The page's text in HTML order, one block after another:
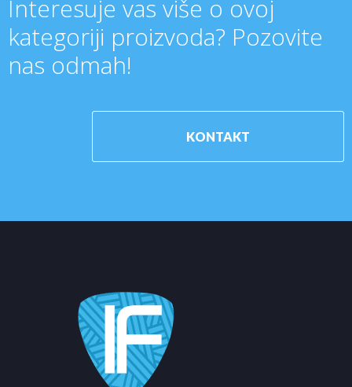
Interesuje vas više o ovoj
kategoriji proizvoda? Pozovite
nas odmah!
KONTAKT